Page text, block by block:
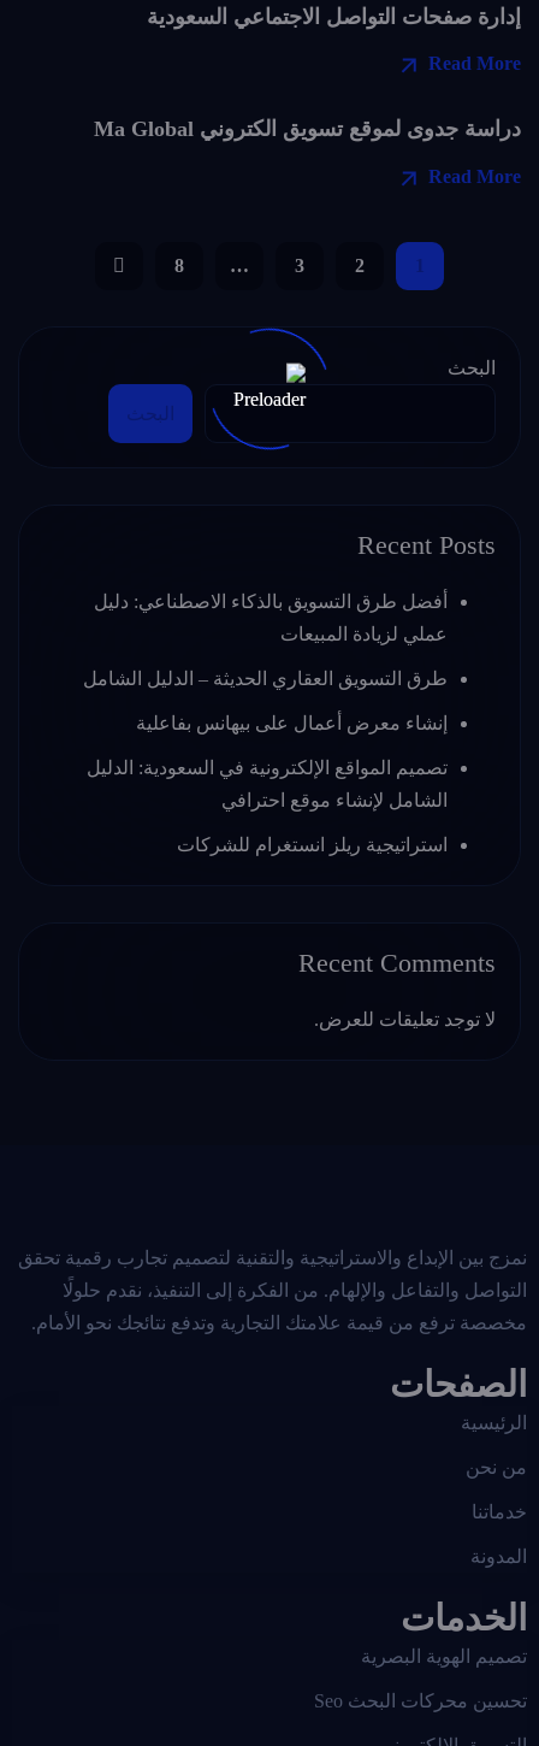
إدارة صفحات التواصل الاجتماعي السعودية
Read More
دراسة جدوى لموقع تسويق الكتروني Ma Global
Read More
1
2
3
…
8
البحث
البحث
Recent Posts
أفضل طرق التسويق بالذكاء الاصطناعي: دليل
عملي لزيادة المبيعات
طرق التسويق العقاري الحديثة – الدليل الشامل
إنشاء معرض أعمال على بيهانس بفاعلية
تصميم المواقع الإلكترونية في السعودية: الدليل
الشامل لإنشاء موقع احترافي
استراتيجية ريلز انستغرام للشركات
Recent Comments
لا توجد تعليقات للعرض.
نمزج بين الإبداع والاستراتيجية والتقنية لتصميم تجارب رقمية تحقق
التواصل والتفاعل والإلهام. من الفكرة إلى التنفيذ، نقدم حلولًا
مخصصة ترفع من قيمة علامتك التجارية وتدفع نتائجك نحو الأمام.
الصفحات
الرئيسية
من نحن
خدماتنا
المدونة
الخدمات
تصميم الهوية البصرية
تحسين محركات البحث Seo